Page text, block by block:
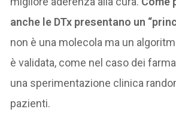
anche le DTx presentano un
non è una molecola ma un
è validata, come nel caso dei
una sperimentazione clinica
pazienti.